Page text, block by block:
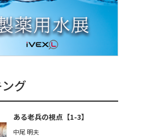
グ
ある老兵の視点【1-3】
中尾 明夫